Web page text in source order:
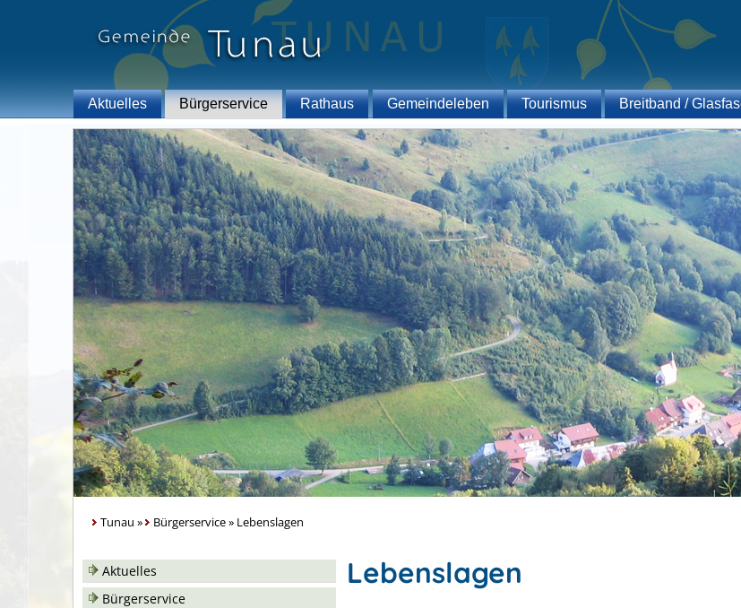
Aktuelles Bürgerservice Rathaus Gemeindeleben Tourismus Breitband /
Tunau » Bürgerservice» Lebenslagen
Aktuelles
Bürgerservice
Lebenslagen